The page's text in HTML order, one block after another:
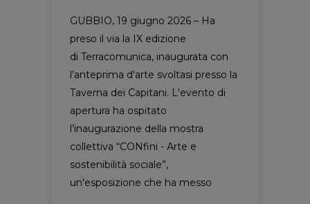
GUBBIO, 19 giugno 2026 – Ha
preso il via la IX edizione
di Terracomunica, inaugurata con
l’anteprima d'arte svoltasi presso la
Taverna dei Capitani. L'evento di
apertura ha ospitato
l’inaugurazione della mostra
collettiva “CONfini - Arte e
sostenibilità sociale”,
un'esposizione che ha messo